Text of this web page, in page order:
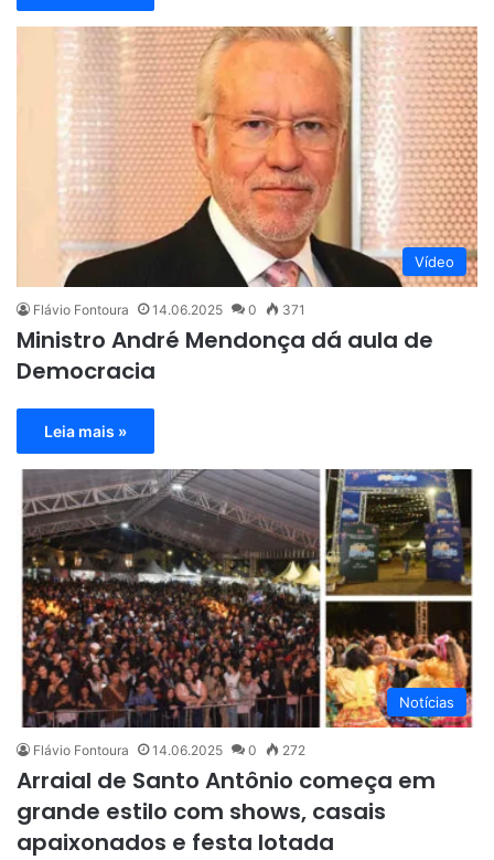
Vídeo
Flávio Fontoura 14.06.2025 0 371
Ministro André Mendonça dá aula de
Democracia
Leia mais »
Notícias
Flávio Fontoura 14.06.2025 0 272
Arraial de Santo Antônio começa em
grande estilo com shows, casais
apaixonados e festa lotada